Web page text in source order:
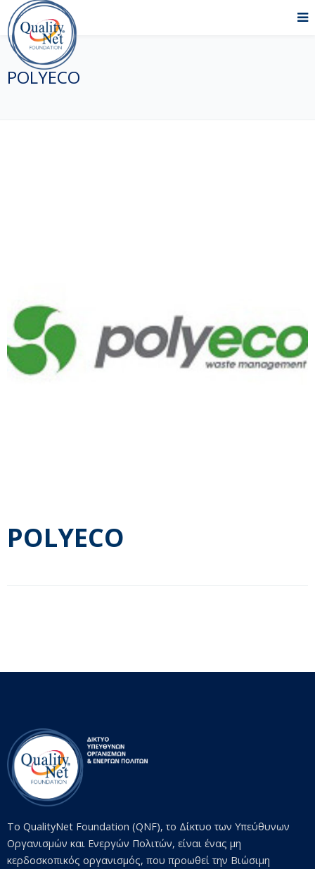
POLYECO
POLYECO
Το QualityNet Foundation (QNF), το Δίκτυο των Υπεύθυνων
Οργανισμών και Ενεργών Πολιτών, είναι ένας μη
κερδοσκοπικός οργανισμός, που προωθεί την Βιώσιμη